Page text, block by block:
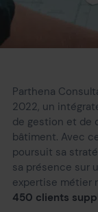
Parthena
2022, un
de gestion et de
bâtiment. Avec
poursuit sa
sa présence sur
expertise métier
450 clients